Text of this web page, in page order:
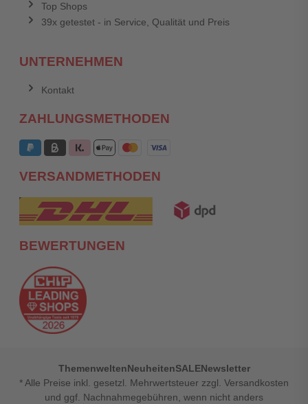
Top Shops
39x getestet - in Service, Qualität und Preis
UNTERNEHMEN
Kontakt
ZAHLUNGSMETHODEN
VERSANDMETHODEN
BEWERTUNGEN
ThemenweltenNeuheitenSALENewsletter
* Alle Preise inkl. gesetzl. Mehrwertsteuer zzgl. Versandkosten
und ggf. Nachnahmegebühren, wenn nicht anders